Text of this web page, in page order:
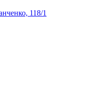
118/1